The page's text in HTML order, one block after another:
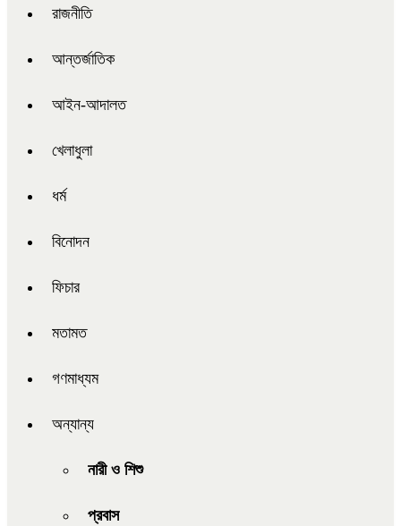
রাজনীতি
আন্তর্জাতিক
আইন-আদালত
খেলাধুলা
ধর্ম
বিনোদন
ফিচার
মতামত
গণমাধ্যম
অন্যান্য
নারী ও শিশু
প্রবাস